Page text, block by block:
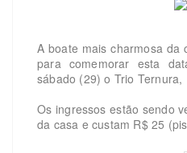
A boate mais charmosa
para comemorar esta
sábado (29) o Trio
Os ingressos estão sendo
da casa e custam R$ 25